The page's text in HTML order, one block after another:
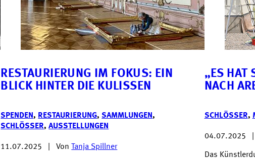
RESTAURIERUNG IM FOKUS: EIN
BLICK HINTER DIE KULISSEN
SPENDEN, RESTAURIERUNG,SAMMLUNGEN,
SCHLÖSSER,AUSSTELLUNGEN
11.07.2025 Von Tanja Spillner
„ES HAT
NACH
SCHLÖSSER,
04.07.2025
Das